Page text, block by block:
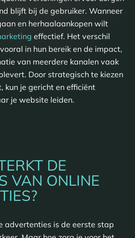
blijft bij de gebruiker. Wanneer
en herhaalaankopen wilt
effectief. Het verschil
in hun bereik en de impact,
van meerdere kanalen vaak
Door strategisch te kiezen
kun je gericht en efficiënt
je website leiden.
DE
VAN ONLINE
advertenties is de eerste stap